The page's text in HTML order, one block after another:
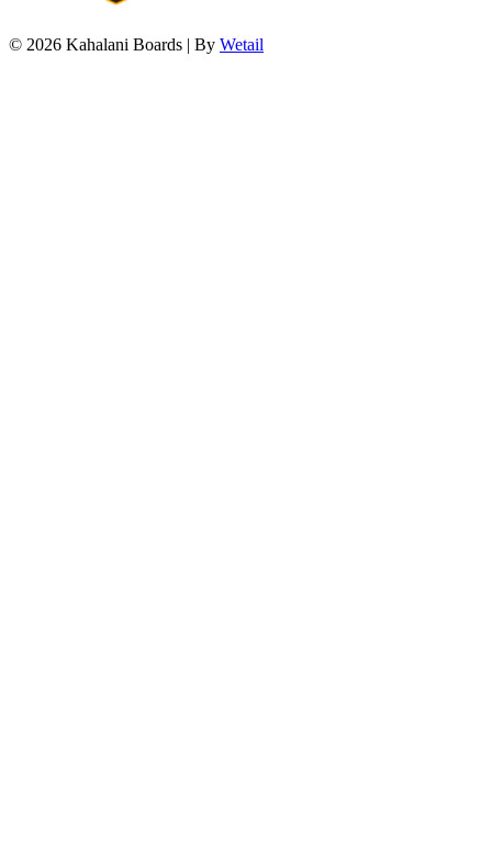
© 2026 Kahalani Boards | By Wetail